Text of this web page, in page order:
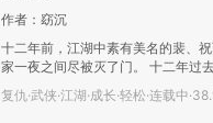
龙腾宇内。
作者： 窈沉
十二年前，江湖中素有美名的裴、
家一夜之间尽被灭了门。 十二年过
江湖中人已经淡忘了当年那件惨剧，
有人始终记得那晚被血色染红的天